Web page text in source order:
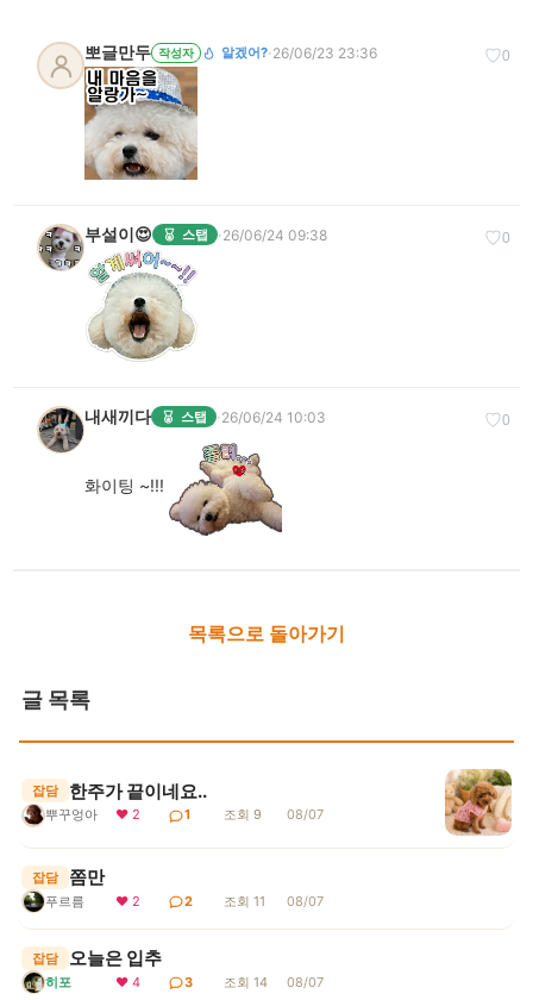
♡0
뽀글만두 작성자 알겠어?·26/06/23 23:36
♡0
부설이😍 스탭 ·26/06/24 09:38
♡0
내새끼다 스탭 ·26/06/24 10:03
화이팅 ~!!!
목록으로 돌아가기
글 목록
잡담 한주가 끝이네요..
뿌꾸엉아 ❤ 2 1 조회 9 08/07
잡담 쫌만
푸르름 ❤ 2 2 조회 11 08/07
잡담 오늘은 입추
히포 ❤ 4 3 조회 14 08/07